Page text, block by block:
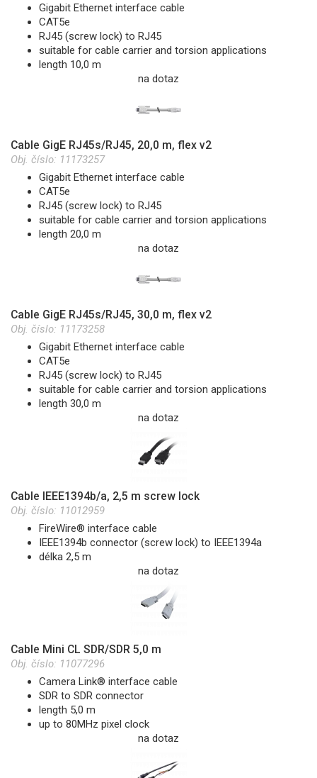
Gigabit Ethernet interface cable
CAT5e
RJ45 (screw lock) to RJ45
suitable for cable carrier and torsion applications
length 10,0 m
na dotaz
Cable GigE RJ45s/RJ45, 20,0 m, flex v2
Obj. číslo: 11173257
Gigabit Ethernet interface cable
CAT5e
RJ45 (screw lock) to RJ45
suitable for cable carrier and torsion applications
length 20,0 m
na dotaz
Cable GigE RJ45s/RJ45, 30,0 m, flex v2
Obj. číslo: 11173258
Gigabit Ethernet interface cable
CAT5e
RJ45 (screw lock) to RJ45
suitable for cable carrier and torsion applications
length 30,0 m
na dotaz
Cable IEEE1394b/a, 2,5 m screw lock
Obj. číslo: 11012959
FireWire® interface cable
IEEE1394b connector (screw lock) to IEEE1394a
délka 2,5 m
na dotaz
Cable Mini CL SDR/SDR 5,0 m
Obj. číslo: 11077296
Camera Link® interface cable
SDR to SDR connector
length 5,0 m
up to 80MHz pixel clock
na dotaz